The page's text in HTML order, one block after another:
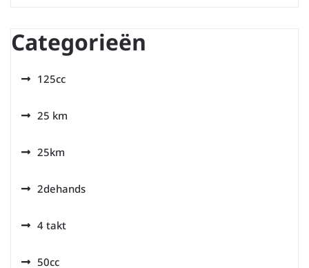
Categorieën
125cc
25 km
25km
2dehands
4 takt
50cc